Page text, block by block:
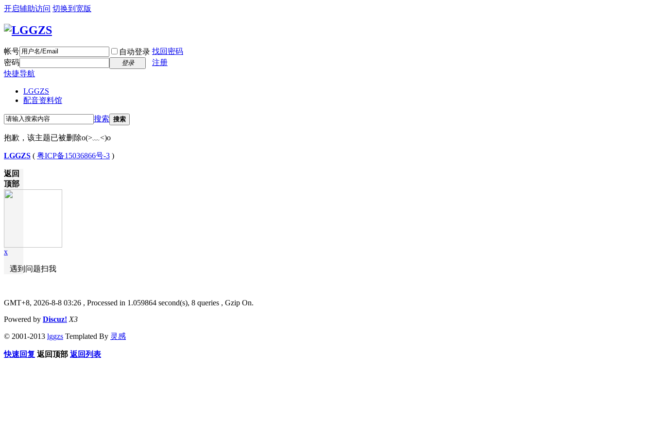
开启辅助访问 切换到宽版
帐号 自动登录 找回密码
密码
登录
注册
快捷导航
LGGZS
配音资料馆
搜索 搜索
抱歉，该主题已被删除o(>﹏<)o
LGGZS ( 粤ICP备15036866号-3 )
返回
顶部
x
遇到问题扫我
GMT+8, 2026-8-8 03:26 , Processed in 1.059864 second(s), 8 queries , Gzip On.
Powered by Discuz! X3
© 2001-2013 lggzs Templated By 灵感
快速回复 返回顶部 返回列表